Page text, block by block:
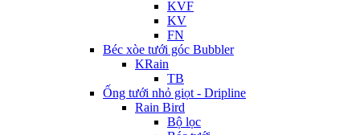
KVF
KV
FN
Béc xòe tưới góc Bubbler
KRain
TB
Ống tưới nhỏ giọt - Dripline
Rain Bird
Bộ lọc